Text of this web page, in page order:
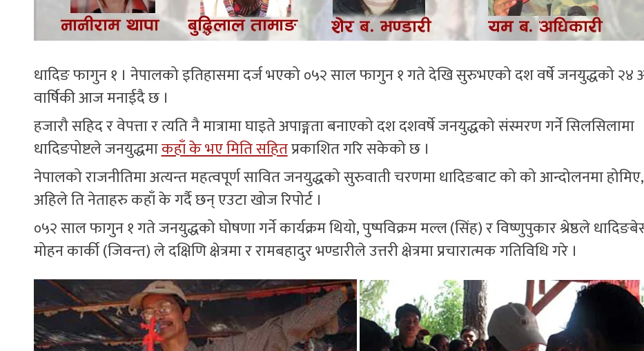
धादिङ फागुन १ । नेपालको इतिहासमा दर्ज भएको ०५२ साल फागुन १ गते देखि सुरुभएको दश वर्षे जनयुद्धको २४
वार्षिकी आज मनाईदै छ ।
हजारौ सहिद र वेपत्ता र त्यति नै मात्रामा घाइते अपाङ्गता बनाएको दश दशवर्षे जनयुद्धको संस्मरण गर्ने सिलसिलामा
धादिङपोष्टले जनयुद्धमाकहाँ के भए मिति सहितप्रकाशित गरि सकेको छ ।
नेपालको राजनीतिमा अत्यन्त महत्वपूर्ण सावित जनयुद्धको सुरुवाती चरणमा धादिङबाट को को आन्दोलनमा होमिए,
अहिले ति नेताहरु कहाँ के गर्दै छन् एउटा खोज रिपोर्ट ।
०५२ साल फागुन १ गते जनयुद्धको घोषणा गर्ने कार्यक्रम थियो, पुष्पविक्रम मल्ल (सिंह) र विष्णुपुकार श्रेष्ठले
मोहन कार्की (जिवन्त) ले दक्षिणि क्षेत्रमा र रामबहादुर भण्डारीले उत्तरी क्षेत्रमा प्रचारात्मक गतिविधि गरे ।